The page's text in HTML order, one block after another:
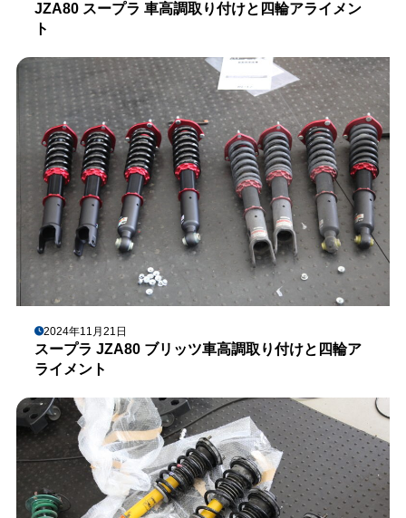
JZA80 スープラ 車高調取り付けと四輪アライメン
ト
2024年11月21日
スープラ JZA80 ブリッツ車高調取り付けと四輪ア
ライメント